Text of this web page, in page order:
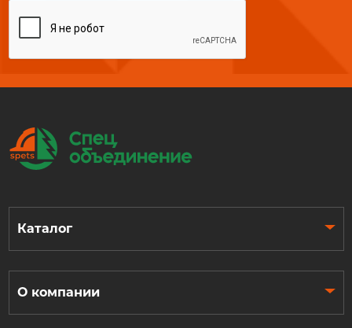
Каталог
О компании